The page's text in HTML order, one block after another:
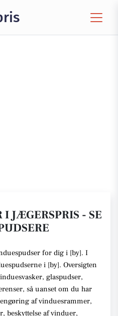
JÆGERSPRIS - SE
for dig i [by]. I
i [by]. Oversigten
glaspudser,
så uanset om du har
af vinduesrammer,
beskyttelse af vinduer,